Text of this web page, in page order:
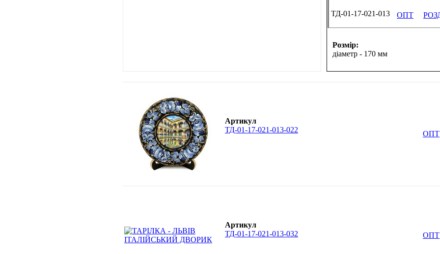
ТД-01-17-021-013 ОПТ
Розмір:
діаметр - 170 мм
Артикул
ТД-01-17-021-013-022
ОПТ
Артикул
ТД-01-17-021-013-032
ОПТ